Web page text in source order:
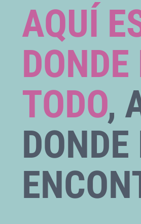
AQUÍ
TODO,